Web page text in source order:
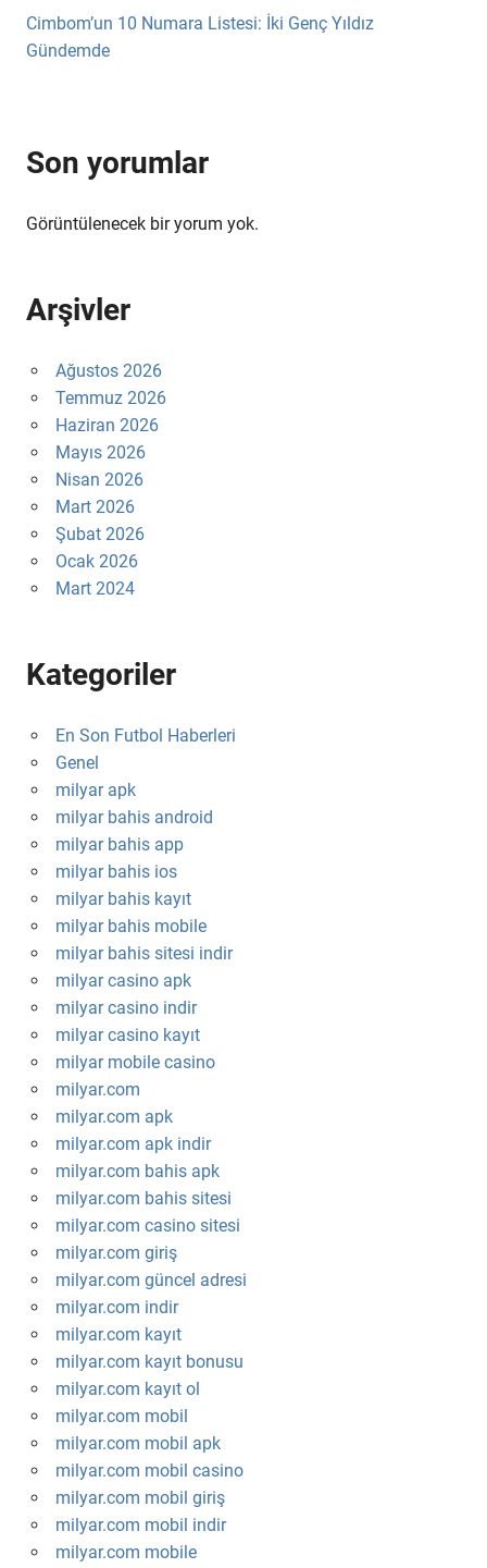
Cimbom’un 10 Numara Listesi: İki Genç Yıldız
Gündemde
Son yorumlar
Görüntülenecek bir yorum yok.
Arşivler
Ağustos 2026
Temmuz 2026
Haziran 2026
Mayıs 2026
Nisan 2026
Mart 2026
Şubat 2026
Ocak 2026
Mart 2024
Kategoriler
En Son Futbol Haberleri
Genel
milyar apk
milyar bahis android
milyar bahis app
milyar bahis ios
milyar bahis kayıt
milyar bahis mobile
milyar bahis sitesi indir
milyar casino apk
milyar casino indir
milyar casino kayıt
milyar mobile casino
milyar.com
milyar.com apk
milyar.com apk indir
milyar.com bahis apk
milyar.com bahis sitesi
milyar.com casino sitesi
milyar.com giriş
milyar.com güncel adresi
milyar.com indir
milyar.com kayıt
milyar.com kayıt bonusu
milyar.com kayıt ol
milyar.com mobil
milyar.com mobil apk
milyar.com mobil casino
milyar.com mobil giriş
milyar.com mobil indir
milyar.com mobile